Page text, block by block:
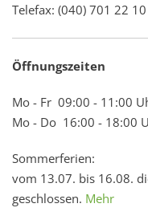
Telefax: (040) 701 22 10
Öffnungszeiten
Mo - Fr 09:00 - 11:00
Mo - Do 16:00 - 18:00
Sommerferien:
vom 13.07. bis 16.08.
geschlossen. Mehr